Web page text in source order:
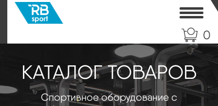
0
КАТАЛОГ ТОВАРОВ
Спортивное оборудование с